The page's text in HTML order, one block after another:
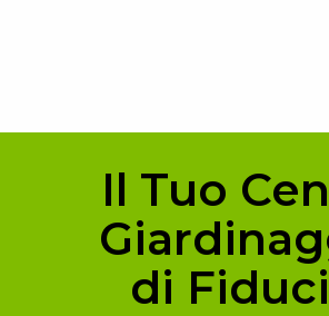
Il Tuo
di